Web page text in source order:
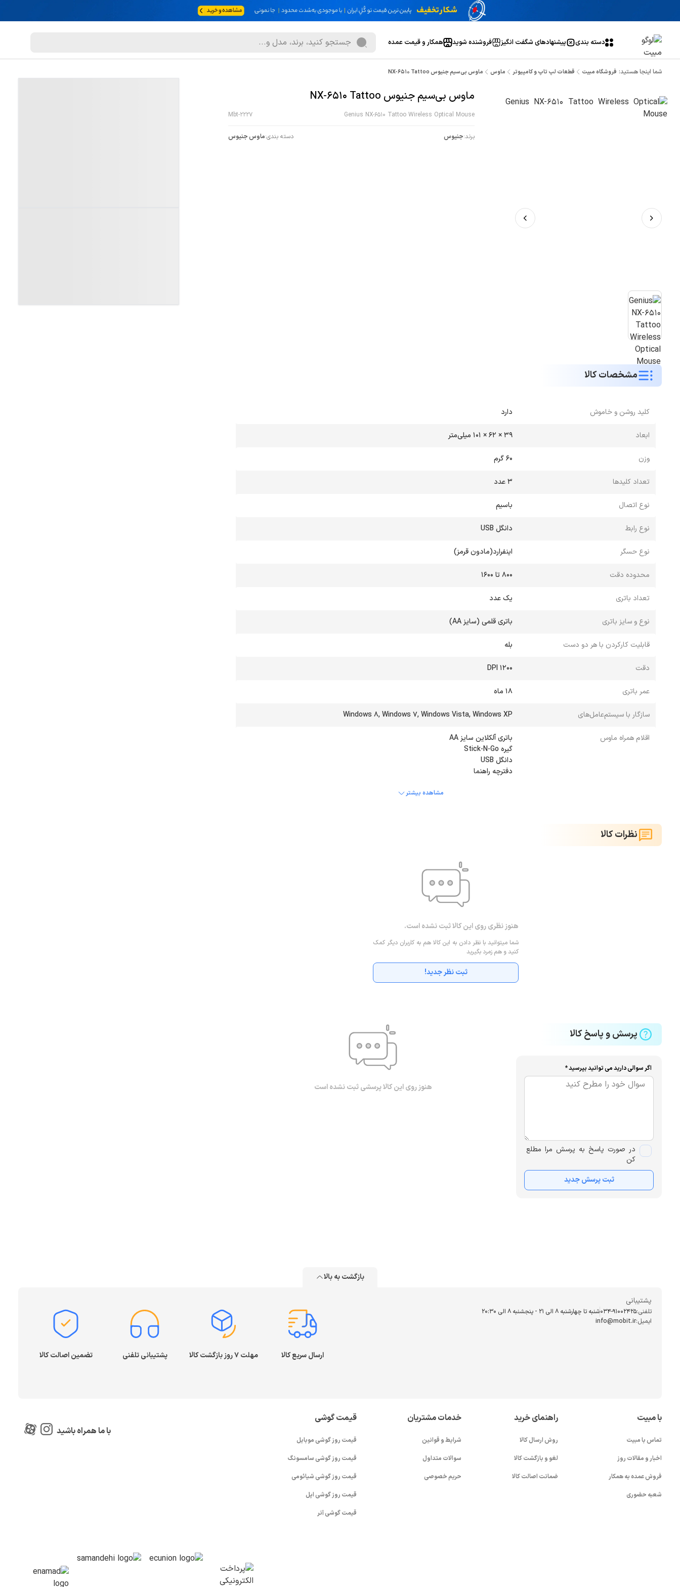
دسته بندی پیشنهاد‌های شگفت انگیز فروشنده شوید همکار و قیمت عمده
شما اینجا هستید: فروشگاه مبیت قطعات لپ تاپ و کامپیوتر ماوس ماوس بی‌سیم جنیوس NX-6510 Tattoo
ماوس بی‌سیم جنیوس NX-6510 Tattoo
Genius NX-6510 Tattoo Wireless Optical Mouse
Mbt-2227
برند:جنیوس دسته بندی:ماوس جنیوس
مشخصات کالا
کلید روشن و خاموش دارد
ابعاد 39 × 62 × 101 میلی‌متر
وزن 60 گرم
تعداد کلیدها 3 عدد
نوع اتصال باسیم
نوع رابط دانگل USB
نوع حسگر اینفرارد(مادون قرمز)
محدوده دقت 800 تا 1600
تعداد باتری یک عدد
نوع و سایز باتری باتری قلمی (سایز AA)
قابلیت کارکردن با هر دو دست بله
دقت 1200 DPI
عمر باتری 18 ماه
سازگار با سیستم‌عامل‌های Windows 8, Windows 7, Windows Vista, Windows XP
اقلام همراه ماوس
دفترچه راهنما
مشاهده بیشتر
نظرات کالا
هنوز نظری روی این کالا ثبت نشده است.
شما میتوانید با نظر دادن به این کالا هم به کاربران دیگر کمک
کنید و هم زمرد بگیرید
ثبت نظر جدید!
پرسش و پاسخ کالا
اگر سوالی دارید می توانید بپرسید *
در صورت پاسخ به پرسش مرا مطلع
کن
ثبت پرسش جدید
هنوز روی این کالا پرسشی ثبت نشده است
بازگشت به بالا
پشتیبانی
تلفنی:034-91002425شنبه تا چهارشنبه ۸ الی ۲۱ - پنجشنبه 8 الی ۲۰:۳۰
ایمیل:info@mobit.ir
ارسال سریع کالا مهلت ۷ روز بازگشت کالا پشتیبانی تلفنی تضمین اصالت کالا
با مبیت
تماس با مبیت
اخبار و مقالات روز
فروش عمده به همکار
شعبه حضوری
راهنمای خرید
روش ارسال کالا
لغو و بازگشت کالا
ضمانت اصالت کالا
خدمات مشتریان
شرایط و قوانین
سوالات متداول
حریم خصوصی
قیمت گوشی
قیمت روز گوشی موبایل
قیمت روز گوشی سامسونگ
قیمت روز گوشی شیائومی
قیمت روز گوشی اپل
قیمت گوشی آنر
با ما همراه باشید